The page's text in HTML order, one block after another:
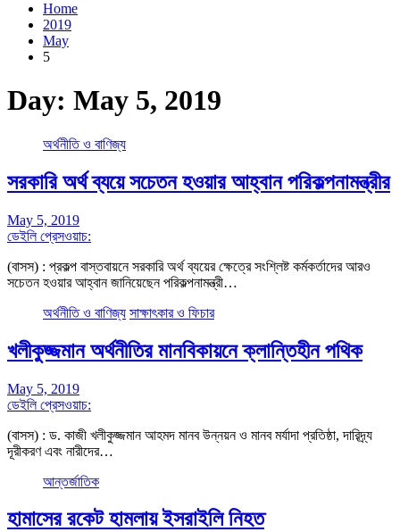
Home
2019
May
5
Day: May 5, 2019
অর্থনীতি ও বাণিজ্য
সরকারি অর্থ ব্যয়ে সচেতন হওয়ার আহ্বান পরিকল্পনামন্ত্রীর
May 5, 2019
ডেইলি প্রেসওয়াচ:
(বাসস) : প্রকল্প বাস্তবায়নে সরকারি অর্থ ব্যয়ের ক্ষেত্রে সংশ্লিষ্ট কর্মকর্তাদের আরও
সচেতন হওয়ার আহ্বান জানিয়েছেন পরিকল্পনামন্ত্রী…
অর্থনীতি ও বাণিজ্য সাক্ষাৎকার ও ফিচার
খলীকুজ্জমান অর্থনীতির মানবিকায়নে ক্লান্তিহীন পথিক
May 5, 2019
ডেইলি প্রেসওয়াচ:
(বাসস) : ড. কাজী খলীকুজ্জমান আহমদ মানব উন্নয়ন ও মানব মর্যাদা প্রতিষ্ঠা, দারিদ্র্য
দূরীকরণ এবং নারীদের…
আন্তর্জাতিক
হামাসের রকেট হামলায় ইসরাইলি নিহত